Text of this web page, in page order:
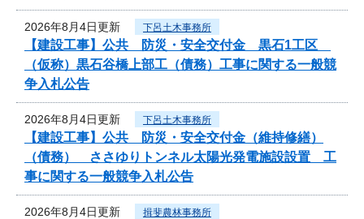
2026年8月4日更新 下呂土木事務所
【建設工事】公共 防災・安全交付金 黒石1工区
（仮称）黒石谷橋上部工（債務）工事に関する一般競
争入札公告
2026年8月4日更新 下呂土木事務所
【建設工事】公共 防災・安全交付金（維持修繕）
（債務） ささゆりトンネル太陽光発電施設設置 工
事に関する一般競争入札公告
2026年8月4日更新 揖斐農林事務所